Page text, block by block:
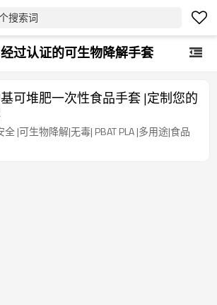
搜索词
经过认证的可生物降解手套
可堆肥一次性食品手套 |定制您的
全 |可生物降解|无毒| PBAT PLA |多用途|食品